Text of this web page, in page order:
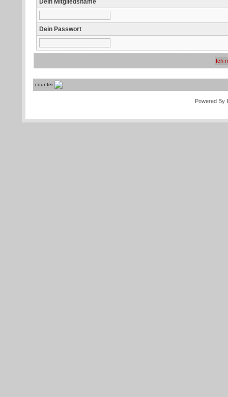
Dein Passwort
counter
Powered By